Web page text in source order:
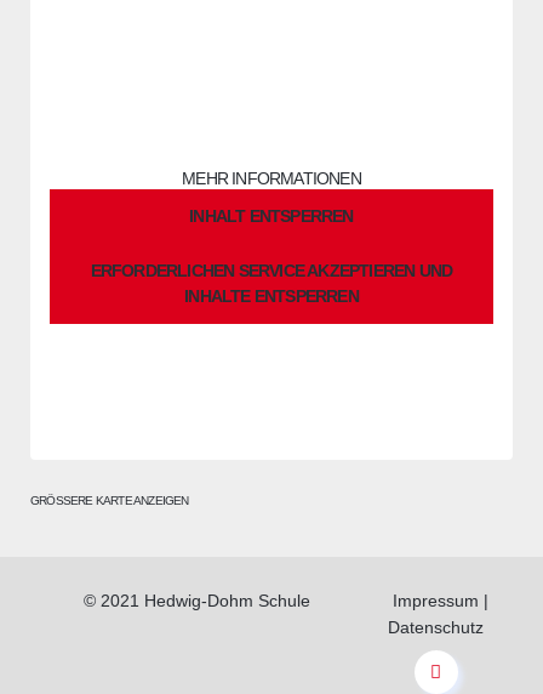
MEHR INFORMATIONEN
INHALT ENTSPERREN
ERFORDERLICHEN SERVICE AKZEPTIEREN UND
INHALTE ENTSPERREN
GRÖSSERE KARTE ANZEIGEN
© 2021 Hedwig-Dohm Schule Impressum |
Datenschutz